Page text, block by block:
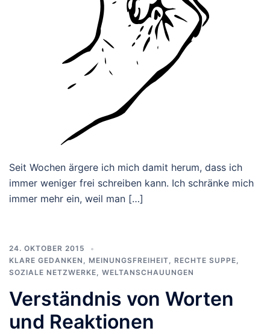
Seit Wochen ärgere ich mich damit herum, dass ich
immer weniger frei schreiben kann. Ich schränke mich
immer mehr ein, weil man […]
24. OKTOBER 2015
KLARE GEDANKEN , MEINUNGSFREIHEIT, RECHTE SUPPE,
SOZIALE NETZWERKE, WELTANSCHAUUNGEN
Verständnis von Worten
und Reaktionen